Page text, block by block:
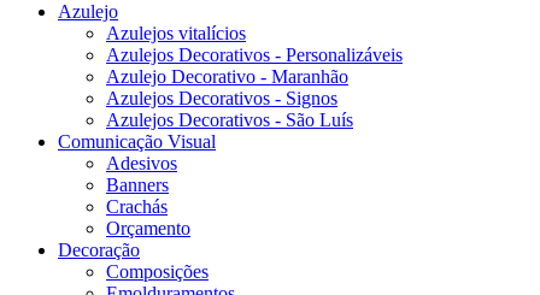
Azulejo
Azulejos vitalícios
Azulejos Decorativos - Personalizáveis
Azulejo Decorativo - Maranhão
Azulejos Decorativos - Signos
Azulejos Decorativos - São Luís
Comunicação Visual
Adesivos
Banners
Crachás
Orçamento
Decoração
Composições